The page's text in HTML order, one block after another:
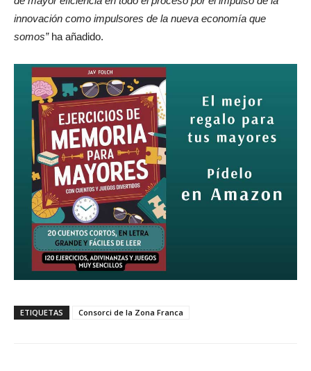
innovación como impulsores de la nueva economía que
somos” ha añadido.
ETIQUETAS Consorci de la Zona Franca